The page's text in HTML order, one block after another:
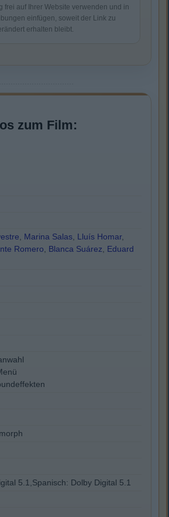
frei auf Ihrer Website verwenden und in
einfügen, soweit der Link zu
erhalten bleibt.
zum Film:
, Marina Salas, Lluís Homar,
Romero, Blanca Suárez, Eduard
5.1,Spanisch: Dolby Digital 5.1